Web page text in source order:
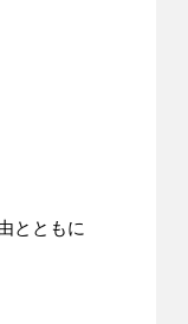
とともに